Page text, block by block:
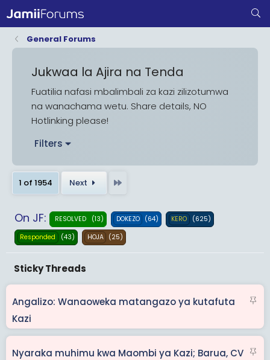
General Forums
Jukwaa la Ajira na Tenda
Fuatilia nafasi mbalimbali za kazi zilizotumwa
na wanachama wetu. Share details, NO
Hotlinking please!
Filters
1 of 1954 Next
On JF: RESOLVED (13) DOKEZO (64) KERO (625)
Responded (43) HOJA (25)
S
i
Angalizo: Wanaoweka matangazo ya kutafuta
Kazi
S
Nyaraka muhimu kwa Maombi ya Kazi; Barua, CV